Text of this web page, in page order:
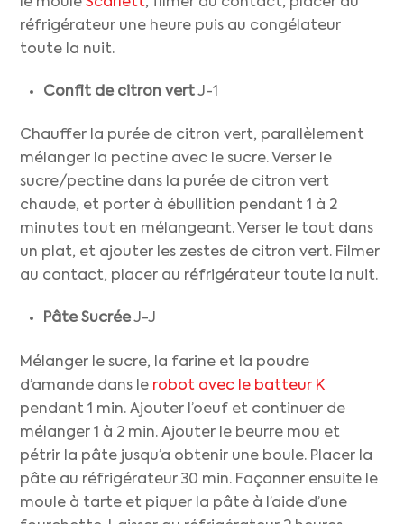
le mouleScarlett, filmer au contact, placer au
réfrigérateur une heure puis au congélateur
toute la nuit.
Confit de citron vertJ-1
Chauffer la purée de citron vert, parallèlement
mélanger la pectine avec le sucre. Verser le
sucre/pectine dans la purée de citron vert
chaude, et porter à ébullition pendant 1 à 2
minutes tout en mélangeant. Verser le tout dans
un plat, et ajouter les zestes de citron vert. Filmer
au contact, placer au réfrigérateur toute la nuit.
Pâte SucréeJ-J
Mélanger le sucre, la farine et la poudre
d’amande dans le robot avec le batteur K
pendant 1 min. Ajouter l’oeuf et continuer de
mélanger 1 à 2 min. Ajouter le beurre mou et
pétrir la pâte jusqu’a obtenir une boule. Placer la
pâte au réfrigérateur 30 min. Façonner ensuite le
moule à tarte et piquer la pâte à l’aide d’une